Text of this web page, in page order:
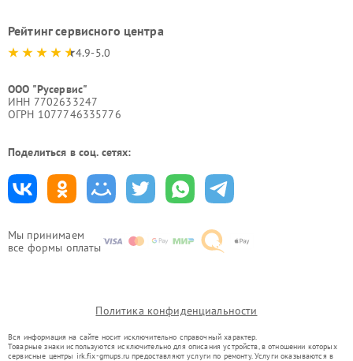
Мы принимаем
все формы оплаты
Рейтинг сервисного центра
4.9-5.0
ООО "Русервис"
ИНН 7702633247
ОГРН 1077746335776
Поделиться в соц. сетях:
Политика конфиденциальности
Вся информация на сайте носит исключительно справочный характер.
Товарные знаки используются исключительно для описания устройств, в отношении которых
сервисные центры irk.fix-gmups.ru предоставляют услуги по ремонту. Услуги оказываются в